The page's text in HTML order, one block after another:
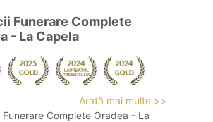
Funerare Complete
- La Capela
Arată mai multe >>
Funerare Complete Oradea - La